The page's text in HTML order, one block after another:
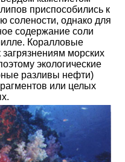
приспособились к
солености, однако для
содержание соли
Коралловые
морских
экологические
разливы нефти)
или целых